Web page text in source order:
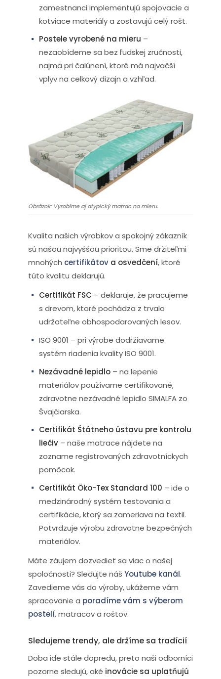
zamestnanci implementujú spojovacie a
kotviace materiály a zostavujú celý rošt.
Postele vyrobené na mieru –
nezaobídeme sa bez ľudskej zručnosti,
najmä pri čalúnení, ktoré má najväčší
vplyv na celkový dizajn a vzhľad.
Obrázok: Vyrobíme aj atypický matrac na mieru.
Kvalita našich výrobkov a spokojný zákazník
sú našou najvyššou prioritou. Sme držiteľmi
mnohých certifikátova osvedčení, ktoré
túto kvalitu deklarujú.
Certifikát FSC – deklaruje, že pracujeme
s drevom, ktoré pochádza z trvalo
udržateľne obhospodarovaných lesov.
ISO 9001 – pri výrobe dodržiavame
systém riadenia kvality ISO 9001.
Nezávadné lepidlo – na lepenie
materiálov používame certifikované,
zdravotne nezávadné lepidlo SIMALFA zo
Švajčiarska.
Certifikát Štátneho ústavu pre kontrolu
liečiv – naše matrace nájdete na
zozname registrovaných zdravotníckych
pomôcok.
Certifikát Öko-Tex Standard 100 – ide o
medzinárodný systém testovania a
certifikácie, ktorý sa zameriava na textil.
Potvrdzuje výrobu zdravotne bezpečných
materiálov.
Máte záujem dozvedieť sa viac o našej
spoločnosti? Sledujte náš Youtube kanál.
Zavedieme vás do výroby, ukážeme vám
spracovanie a poradíme vám s výberom
postelí, matracov a roštov.
Sledujeme trendy, ale držíme sa tradícií
Doba ide stále dopredu, preto naši odborníci
pozorne sledujú, aké inovácie sa uplatňujú